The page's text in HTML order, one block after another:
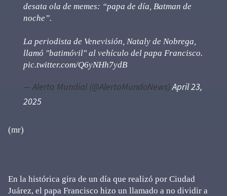
desata ola de memes: “papa de día, Batman de
noche”.
La periodista de Venevisión, Nataly de Nobrega,
llamó "batimóvil" al vehículo del papa Francisco.
pic.twitter.com/Q6yNHh7ydB
— Alerta Mundial (@AlertaMundoNews)April 23,
2025
(mr)
En la histórica gira de un día que realizó por Ciudad
Juárez, el papa Francisco hizo un llamado a no dividir a